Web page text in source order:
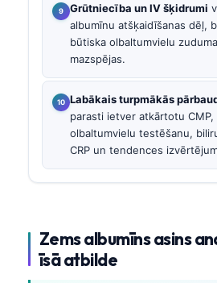
Grūtniecība un IV šķidrumi
albumīnu atšķaidīšanas dēļ,
būtiska olbaltumvielu
mazspējas.
Labākais turpmākās
parasti ietver atkārtotu CMP,
olbaltumvielu testēšanu,
CRP un tendences
Zems albumīns asins
īsā atbilde